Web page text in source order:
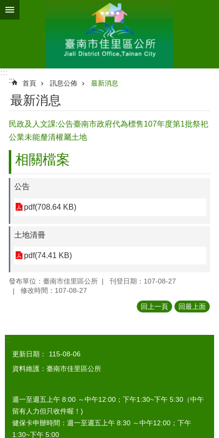
跳到主要內容區塊
:::
:::
首頁 訊息公佈 最新消息
最新消息
民政及人文課:公告臺南市政府代為標售107年度第1批祭祀
公業未能釐清權屬土地
相關檔案
公告
pdf(708.64 KB)
土地清冊
pdf(74.41 KB)
發布單位：臺南市佳里區公所
刊登日期：107-08-27
修改時間：107-08-27
回上一頁 回最上面
:::
更新日期：
115-08-06
資料維護：臺南市佳里區公所
週一至週五上午 8:00 ～中午12:00；下午1:30~下午 5:30（中午
留有人力但只收件喔！)
健保卡申辦時間：週一至週五上午 8:30 ～中午12:00；下午
1:30~下午 5:00